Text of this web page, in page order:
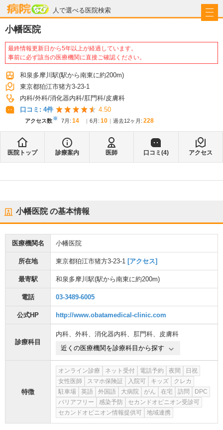
人で選べる医院検索
病院なび
小幡医院
最終情報更新日から5年以上が経過しています。
事前に必ず該当の医療機関に直接ご確認ください。
和泉多摩川駅(駅から南東に約200m)
東京都狛江市猪方3-23-1
内科 外科 消化器内科 肛門科 皮膚科
口コミ: 4件 4.50
アクセス数※ 7月 : 14 6月 : 10 過去12ヶ月: 228
医院トップ 診療案内 医師 口コミ(4) アクセス
小幡医院の基本情報
医療機関名 小幡医院
所在地 東京都狛江市猪方3-23-1 [アクセス]
最寄駅 和泉多摩川駅(駅から南東に約200m)
電話 03-3489-6005
公式HP http://www.obatamedical-clinic.com
診療科目
内科、 外科、 消化器内科、 肛門科、 皮膚科
近くの医療機関を診療科目から探す
特徴
オンライン診療 ネット受付 電話予約 夜間
日祝
女性医師
スマホ保険証 入院可 キッズ
クレカ
駐車場
英語 外国語 大病院 がん 在宅 訪問
DPC
バリアフリー
感染予防
セカンドオピニオン受診可
セカンドオピニオン情報提供可
地域連携